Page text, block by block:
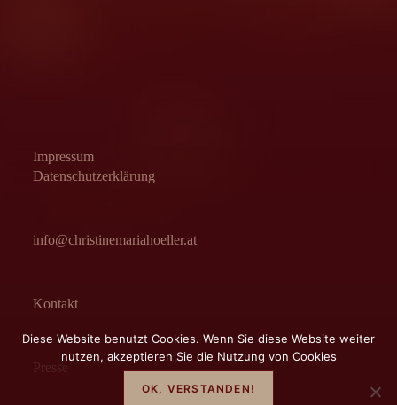
Impressum
Datenschutzerklärung
info@christinemariahoeller.at
Kontakt
Diese Website benutzt Cookies. Wenn Sie diese Website weiter
nutzen, akzeptieren Sie die Nutzung von Cookies
OK, VERSTANDEN!